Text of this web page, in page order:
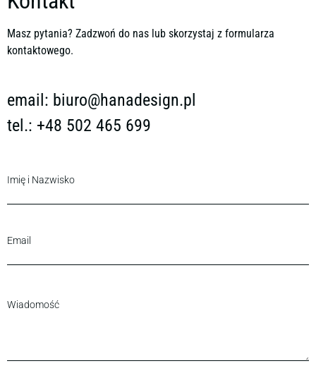
Masz pytania? Zadzwoń do nas lub skorzystaj z formularza
kontaktowego.
email: biuro@hanadesign.pl
tel.: +48 502 465 699